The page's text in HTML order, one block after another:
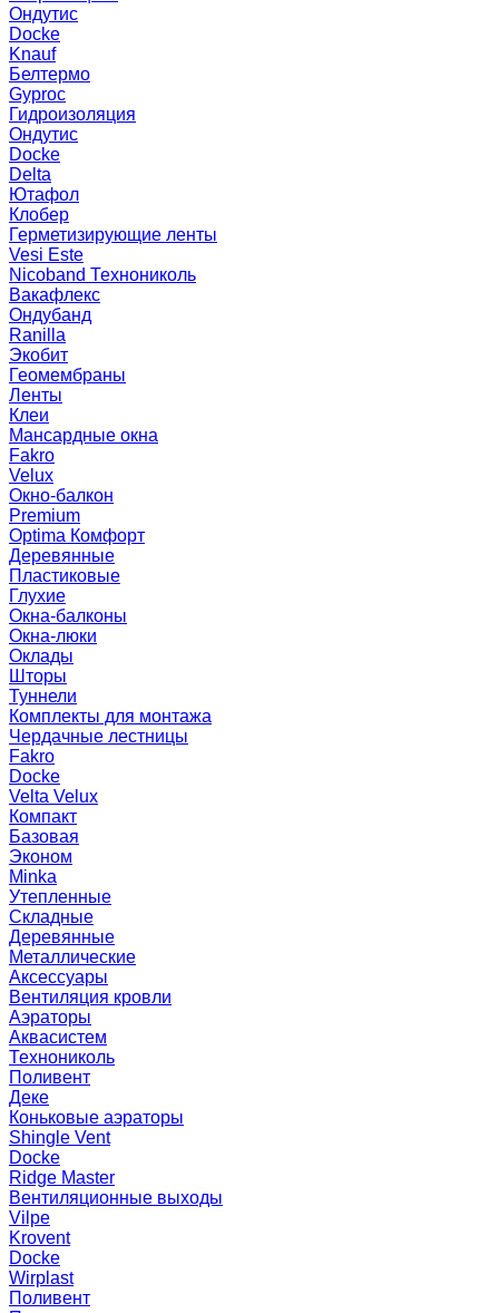
Ондутис
Docke
Knauf
Белтермо
Gyproc
Гидроизоляция
Ондутис
Docke
Delta
Ютафол
Клобер
Герметизирующие ленты
Vesi Este
Nicoband Технониколь
Вакафлекс
Ондубанд
Ranilla
Экобит
Геомембраны
Ленты
Клеи
Мансардные окна
Fakro
Velux
Окно-балкон
Premium
Optima Комфорт
Деревянные
Пластиковые
Глухие
Окна-балконы
Окна-люки
Оклады
Шторы
Туннели
Комплекты для монтажа
Чердачные лестницы
Fakro
Docke
Velta Velux
Компакт
Базовая
Эконом
Minka
Утепленные
Складные
Деревянные
Металлические
Аксессуары
Вентиляция кровли
Аэраторы
Аквасистем
Технониколь
Поливент
Деке
Коньковые аэраторы
Shingle Vent
Docke
Ridge Master
Вентиляционные выходы
Vilpe
Krovent
Docke
Wirplast
Поливент